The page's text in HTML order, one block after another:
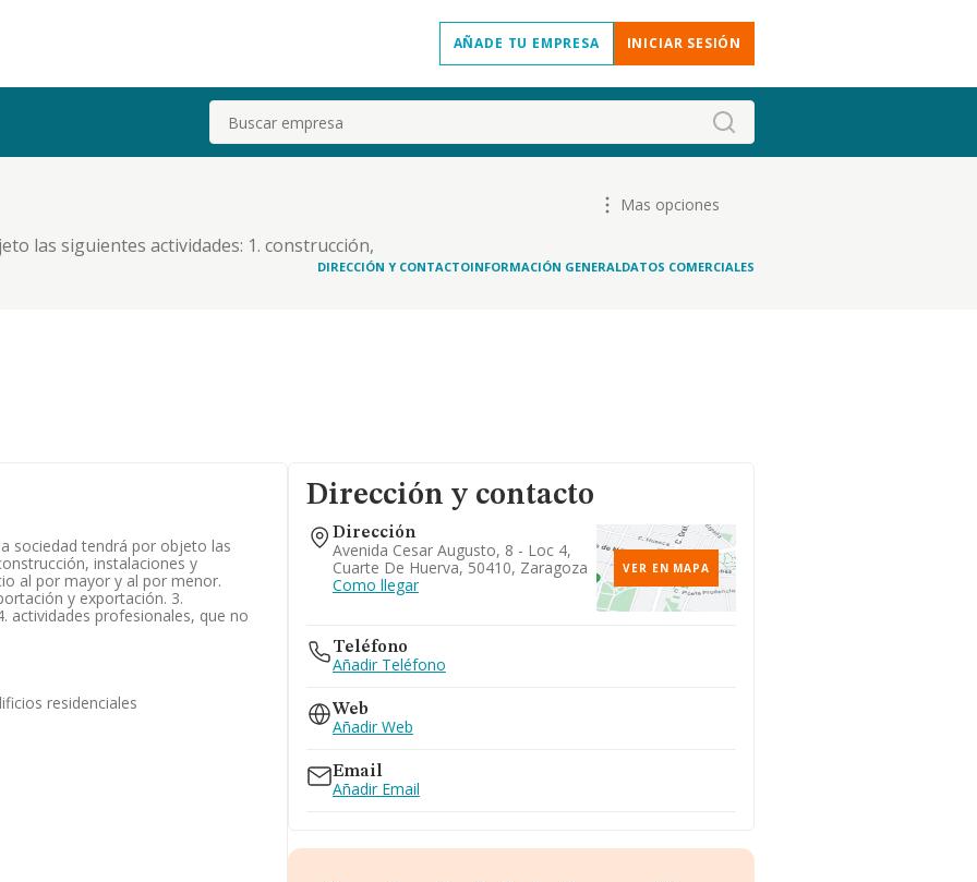
AÑADE TU EMPRESA INICIAR SESIÓN
Buscar
las siguientes actividades: 1. construcción,
y al por menor. distribución comercial.
Mas opciones
DIRECCIÓN Y CONTACTOINFORMACIÓN GENERALDATOS COMERCIALES
sociedad tendrá por objeto las
instalaciones y
al por mayor y al por menor.
y exportación. 3.
actividades profesionales, que no
residenciales
Dirección y contacto
Dirección
Avenida Cesar Augusto, 8 - Loc 4,
Cuarte De Huerva, 50410, Zaragoza
Como llegar
VER EN MAPA
Teléfono
Añadir Teléfono
Web
Añadir Web
Email
Añadir Email